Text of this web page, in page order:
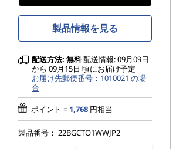
製品情報を見る
配送方法: 無料配送情報: 09月09日
から 09月15日 頃にお届け予定
お届け先郵便番号：1010021 の場
合
ポイント = 1,768 円相当
製品番号： 22BGCTO1WWJP2